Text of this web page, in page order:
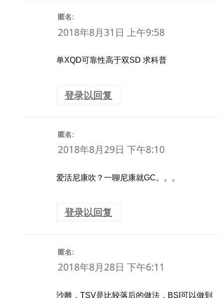
匿名:
2018年8月31日 上午9:58
单XQD可靠性高于双SD 求科普
登录以回复
匿名:
2018年8月29日 下午8:10
爱活尼康吹？一聊尼康就GC。。。
登录以回复
匿名:
2018年8月28日 下午6:11
沙雕，TSV是比较落后的做法，BSI可以做到